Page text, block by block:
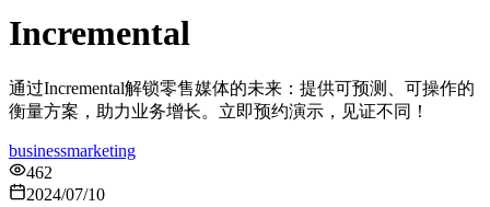
Incremental
通过Incremental解锁零售媒体的未来：提供可预测、可操作的
衡量方案，助力业务增长。立即预约演示，见证不同！
businessmarketing
462
2024/07/10